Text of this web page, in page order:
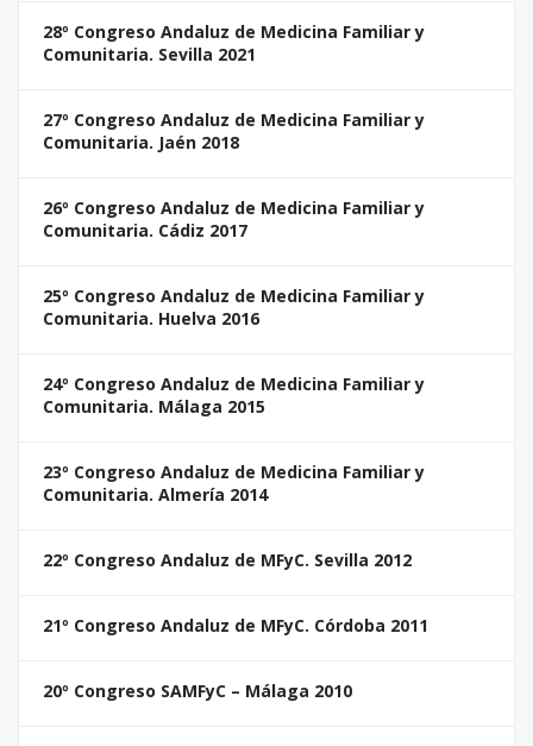
28º Congreso Andaluz de Medicina Familiar y
Comunitaria. Sevilla 2021
27º Congreso Andaluz de Medicina Familiar y
Comunitaria. Jaén 2018
26º Congreso Andaluz de Medicina Familiar y
Comunitaria. Cádiz 2017
25º Congreso Andaluz de Medicina Familiar y
Comunitaria. Huelva 2016
24º Congreso Andaluz de Medicina Familiar y
Comunitaria. Málaga 2015
23º Congreso Andaluz de Medicina Familiar y
Comunitaria. Almería 2014
22º Congreso Andaluz de MFyC. Sevilla 2012
21º Congreso Andaluz de MFyC. Córdoba 2011
20º Congreso SAMFyC – Málaga 2010